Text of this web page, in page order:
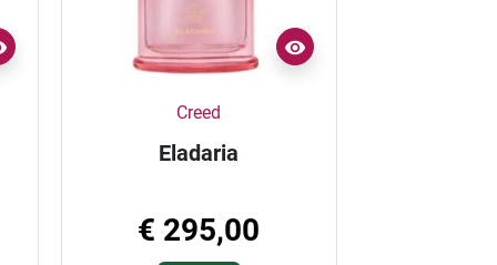
Creed
Eladaria
€ 295,00